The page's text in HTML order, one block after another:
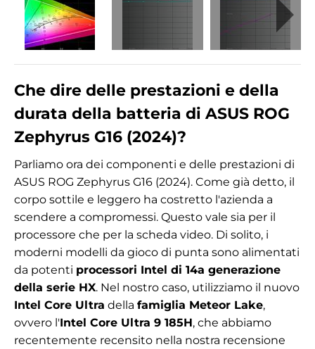
Che dire delle prestazioni e della
durata della batteria di ASUS ROG
Zephyrus G16 (2024)?
Parliamo ora dei componenti e delle prestazioni di
ASUS ROG Zephyrus G16 (2024). Come già detto, il
corpo sottile e leggero ha costretto l'azienda a
scendere a compromessi. Questo vale sia per il
processore che per la scheda video. Di solito, i
moderni modelli da gioco di punta sono alimentati
da potenti processori Intel di 14a generazione
della serie HX. Nel nostro caso, utilizziamo il nuovo
Intel Core Ultra della famiglia Meteor Lake,
ovvero l'Intel Core Ultra 9 185H, che abbiamo
recentemente recensito nella nostra recensione